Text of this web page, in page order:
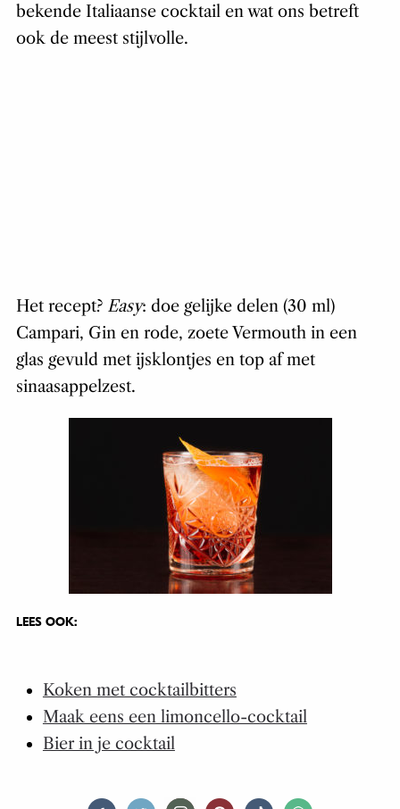
bekende Italiaanse cocktail en wat ons betreft
ook de meest stijlvolle.
Het recept? Easy: doe gelijke delen (30 ml)
Campari, Gin en rode, zoete Vermouth in een
glas gevuld met ijsklontjes en top af met
sinaasappelzest.
LEES OOK:
Koken met cocktailbitters
Maak eens een limoncello-cocktail
Bier in je cocktail